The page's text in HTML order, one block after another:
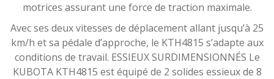
motrices assurant une force de traction maximale.
Avec ses deux vitesses de déplacement allant jusqu’à 25
km/h et sa pédale d’approche, le KTH4815 s’adapte aux
conditions de travail. ESSIEUX SURDIMENSIONNÉS Le
KUBOTA KTH4815 est équipé de 2 solides essieux de 8